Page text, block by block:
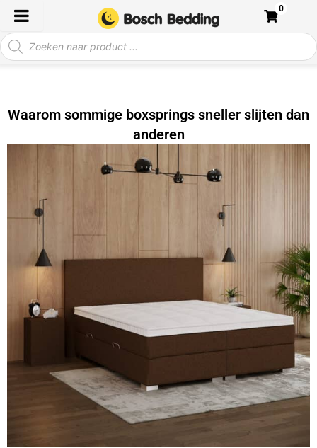
naar
de
inhoud
Producten
zoeken
0
Waarom sommige boxsprings sneller slijten dan
anderen